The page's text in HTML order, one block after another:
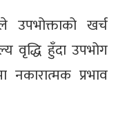
उपभोक्ताको खर्च
वृद्धि हुँदा उपभोग
नकारात्मक प्रभाव